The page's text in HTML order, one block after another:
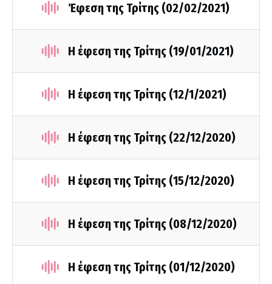
Έφεση της Τρίτης (02/02/2021)
Η έφεση της Τρίτης (19/01/2021)
Η έφεση της Τρίτης (12/1/2021)
Η έφεση της Τρίτης (22/12/2020)
Η έφεση της Τρίτης (15/12/2020)
Η έφεση της Τρίτης (08/12/2020)
Η έφεση της Τρίτης (01/12/2020)